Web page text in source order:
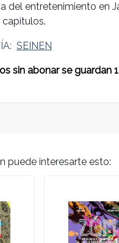
del entretenimiento en
SEINEN
sin abonar se guardan
puede interesarte esto: